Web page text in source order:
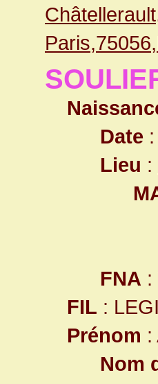
Date
Lieu :
FNA :
FIL :
Prénom :
Nom